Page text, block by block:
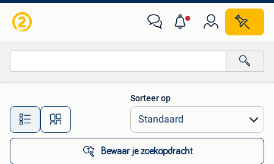
Alle afstanden…
Sorteer op
Bewaar je zoekopdracht